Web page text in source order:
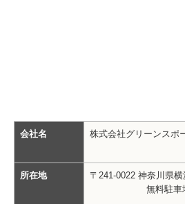
会社名 株式会社グリーンスポ
所在地
〒241-0022 神奈川県
無料駐車場2